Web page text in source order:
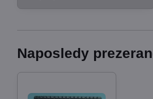
Naposledy